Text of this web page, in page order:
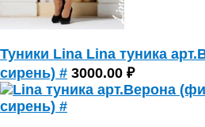
Туники Lina Lina туника
сирень) # 3000.00 ₽